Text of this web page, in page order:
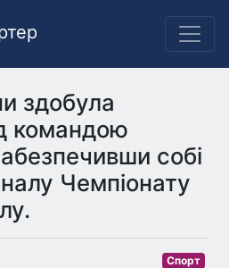
здобула
командою
собі
Чемпіонату
Спорт